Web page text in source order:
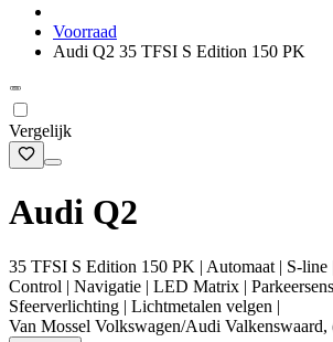
Voorraad
Audi Q2 35 TFSI S Edition 150 PK
Vergelijk
Audi Q2
35 TFSI S Edition 150 PK | Automaat | S-line
Control | Navigatie | LED Matrix |
Sfeerverlichting | Lichtmetalen velgen |
Van Mossel Volkswagen/Audi